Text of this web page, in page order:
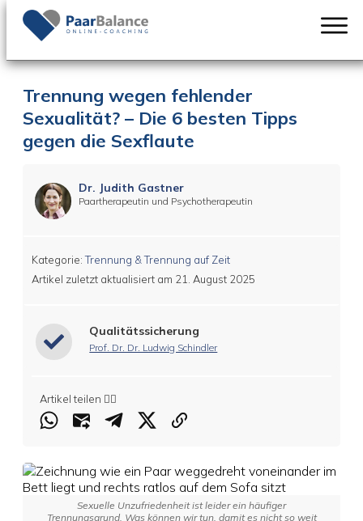
Trennung wegen fehlender
Sexualität? – Die 6 besten Tipps
gegen die Sexflaute
Dr. Judith Gastner
Paartherapeutin und Psychotherapeutin
Kategorie: Trennung & Trennung auf Zeit
Artikel zuletzt aktualisiert am 21. August 2025
Qualitätssicherung
Prof. Dr. Dr. Ludwig Schindler
Artikel teilen 👇🏻
Sexuelle Unzufriedenheit ist leider ein häufiger
Trennungsgrund. Was können wir tun, damit es nicht so weit